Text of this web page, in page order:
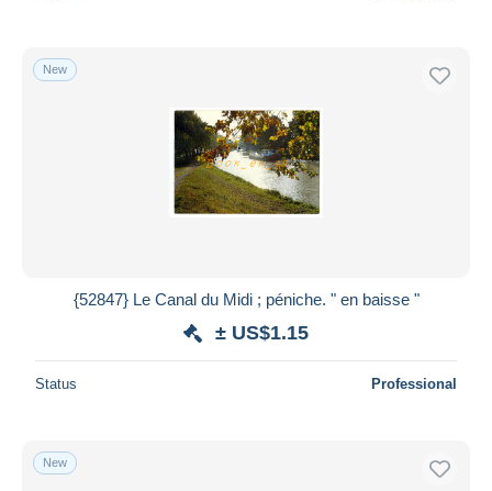
New
{52847} Le Canal du Midi ; péniche. " en baisse "
± US$1.15
Status Professional
New